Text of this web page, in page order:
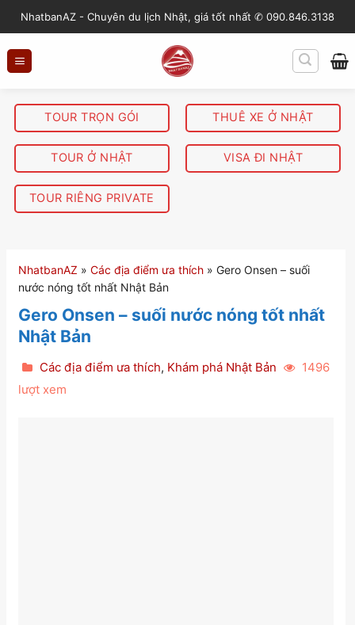
NhatbanAZ - Chuyên du lịch Nhật, giá tốt nhất ✆ 090.846.3138
TOUR TRỌN GÓI
TOUR Ở NHẬT
TOUR RIÊNG PRIVATE
THUÊ XE Ở NHẬT
VISA ĐI NHẬT
NhatbanAZ » Các địa điểm ưa thích » Gero Onsen – suối
nước nóng tốt nhất Nhật Bản
Gero Onsen – suối nước nóng tốt nhất
Nhật Bản
Các địa điểm ưa thích, Khám phá Nhật Bản
1496
lượt xem